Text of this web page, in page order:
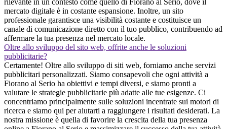
rilevante in un contesto come quello di Fiorano al Serio, dove il
mercato digitale è in costante espansione. Inoltre, un sito
professionale garantisce una visibilità costante e costituisce un
canale di comunicazione diretto con il tuo pubblico, contribuendo ad
affermare la tua presenza nel mercato locale.
Oltre allo sviluppo del sito web, offrite anche le soluzioni
pubblicitarie?
Certamente! Oltre allo sviluppo di siti web, forniamo anche servizi
pubblicitari personalizzati. Siamo consapevoli che ogni attività a
Fiorano al Serio ha obiettivi e tempi diversi, e siamo pronti a
valutare le strategie pubblicitarie più adatte alle tue esigenze. Ci
concentriamo principalmente sulle soluzioni incentrate sui motori di
ricerca e siamo qui per aiutarti a raggiungere i risultati desiderati. La
nostra missione è quella di favorire la crescita della tua presenza